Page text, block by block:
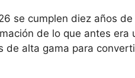
se cumplen diez años
de lo que antes era
de alta gama para